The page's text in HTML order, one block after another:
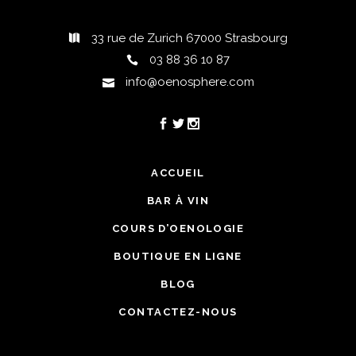
33 rue de Zurich 67000 Strasbourg
03 88 36 10 87
info@oenosphere.com
ACCUEIL
BAR À VIN
COURS D’OENOLOGIE
BOUTIQUE EN LIGNE
BLOG
CONTACTEZ-NOUS